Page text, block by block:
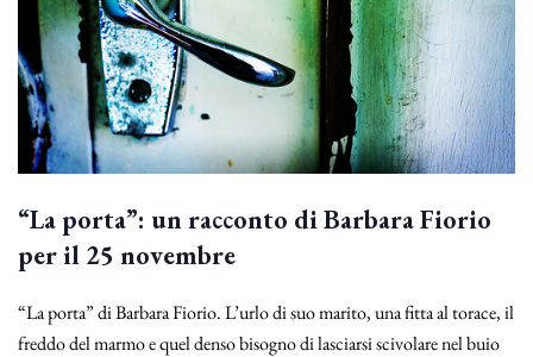
“La porta”: un racconto di Barbara Fiorio
per il 25 novembre
“La porta” di Barbara Fiorio. L’urlo di suo marito, una fitta al torace, il
freddo del marmo e quel denso bisogno di lasciarsi scivolare nel buio